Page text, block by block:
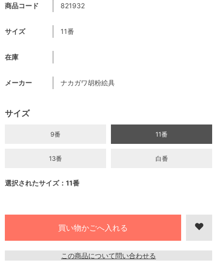
商品コード 821932
サイズ 11番
在庫
メーカー ナカガワ胡粉絵具
サイズ
9番 11番
13番 白番
選択されたサイズ：11番
この商品について問い合わせる